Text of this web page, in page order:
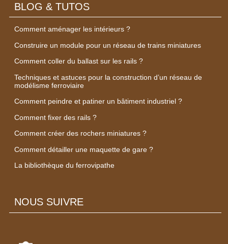
BLOG & TUTOS
Comment aménager les intérieurs ?
Construire un module pour un réseau de trains miniatures
Comment coller du ballast sur les rails ?
Techniques et astuces pour la construction d’un réseau de
modélisme ferroviaire
Comment peindre et patiner un bâtiment industriel ?
Comment fixer des rails ?
Comment créer des rochers miniatures ?
Comment détailler une maquette de gare ?
La bibliothèque du ferrovipathe
NOUS SUIVRE